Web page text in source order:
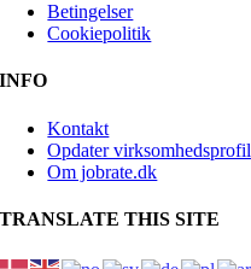
Betingelser
Cookiepolitik
INFO
Kontakt
Opdater virksomhedsprofil
Om jobrate.dk
TRANSLATE THIS SITE